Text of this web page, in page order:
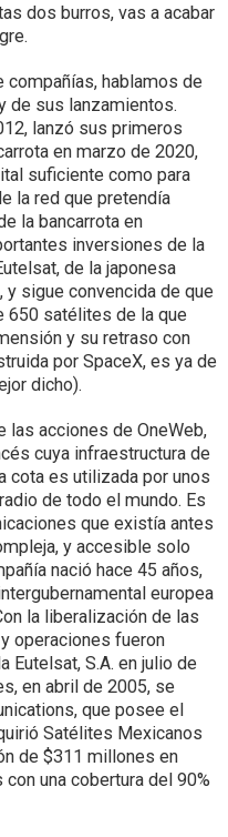
dos burros, vas a acabar
compañías, hablamos de
de sus lanzamientos.
lanzó sus primeros
en marzo de 2020,
suficiente como para
la red que pretendía
la bancarrota en
inversiones de la
de la japonesa
sigue convencida de que
650 satélites de la que
y su retraso con
por SpaceX, es ya de
dicho).
las acciones de OneWeb,
cuya infraestructura de
cota es utilizada por unos
de todo el mundo. Es
que existía antes
y accesible solo
nació hace 45 años,
europea
la liberalización de las
operaciones fueron
Eutelsat, S.A. en julio de
en abril de 2005, se
que posee el
Satélites Mexicanos
de $311 millones en
una cobertura del 90%